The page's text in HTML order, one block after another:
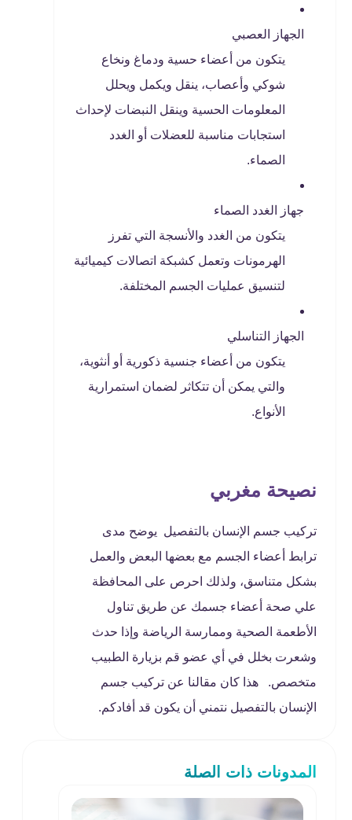
الجهاز العصبي
يتكون من أعضاء حسية ودماغ ونخاع
شوكي وأعصاب، ينقل ويكمل ويحلل
المعلومات الحسية وينقل النبضات لإحداث
استجابات مناسبة للعضلات أو الغدد
الصماء.
جهاز الغدد الصماء
يتكون من الغدد والأنسجة التي تفرز
الهرمونات وتعمل كشبكة اتصالات كيميائية
لتنسيق عمليات الجسم المختلفة.
الجهاز التناسلي
يتكون من أعضاء جنسية ذكورية أو أنثوية،
والتي يمكن أن تتكاثر لضمان استمرارية
الأنواع.
نصيحة مغربي
تركيب جسم الإنسان بالتفصيل يوضح مدى
ترابط أعضاء الجسم مع بعضها البعض والعمل
بشكل متناسق، ولذلك احرص على المحافظة
علي صحة أعضاء جسمك عن طريق تناول
الأطعمة الصحية وممارسة الرياضة وإذا حدث
وشعرت بخلل في أي عضو قم بزيارة الطبيب
متخصص. هذا كان مقالنا عن تركيب جسم
الإنسان بالتفصيل نتمني أن يكون قد أفادكم.
المدونات ذات الصلة